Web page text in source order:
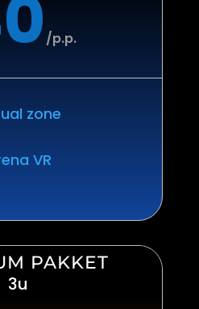
/p.p.
zone
VR
PAKKET
3u